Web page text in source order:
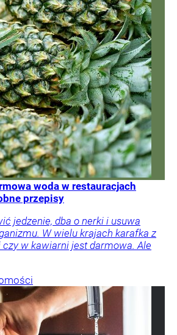
woda w restauracjach
przepisy
jedzenie, dba o nerki i usuwa
W wielu krajach karafka z
w kawiarni jest darmowa. Ale